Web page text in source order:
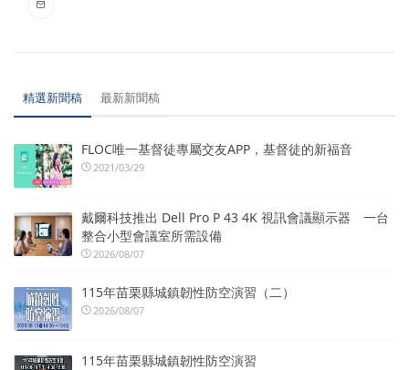
精選新聞稿 最新新聞稿
FLOC唯一基督徒專屬交友APP，基督徒的新福音
2021/03/29
戴爾科技推出 Dell Pro P 43 4K 視訊會議顯示器 一台
整合小型會議室所需設備
2026/08/07
115年苗栗縣城鎮韌性防空演習（二）
2026/08/07
115年苗栗縣城鎮韌性防空演習